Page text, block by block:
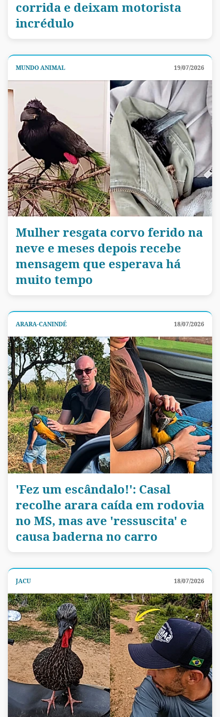
corrida e deixam motorista
incrédulo
MUNDO ANIMAL 19/07/2026
Mulher resgata corvo ferido na
neve e meses depois recebe
mensagem que esperava há
muito tempo
ARARA-CANINDÉ 18/07/2026
'Fez um escândalo!': Casal
recolhe arara caída em rodovia
no MS, mas ave 'ressuscita' e
causa baderna no carro
JACU 18/07/2026